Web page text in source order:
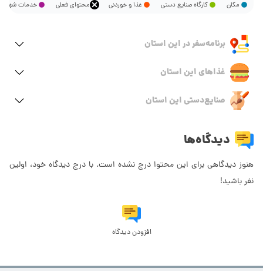
مکان کارگاه صنایع دستی غذا و خوردنی محتوای فعلی خدمات
برنامه‌سفر‌ در این استان
غذاهای این استان
صنایع‌دستی این استان
دیدگاه‌ها
هنوز دیدگاهی برای این محتوا درج نشده است. با درج دیدگاه خود، اولین
نفر باشید!
افزودن دیدگاه